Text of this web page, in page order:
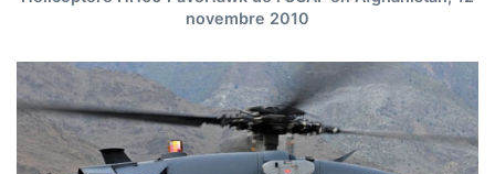
novembre 2010